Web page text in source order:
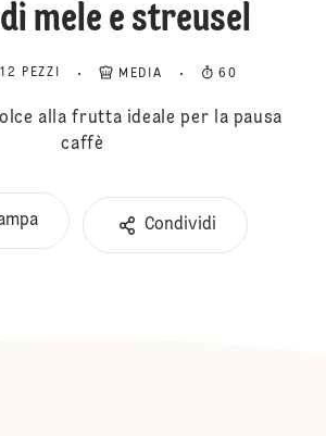
mele e streusel
PEZZI MEDIA 60
alla frutta ideale per la pausa
caffè
Condividi